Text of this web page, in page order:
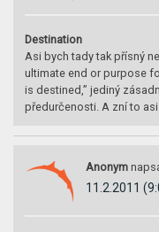
Destination
Asi bych tady tak přísný
ultimate end or purpose
is destined,” jediný
předurčenosti. A zní to
Anonym
11.2.2011